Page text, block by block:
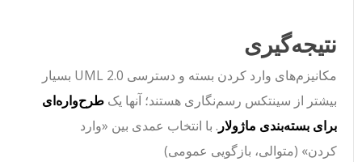
نتیجه‌گیری
مکانیزم‌های وارد کردن بسته و دسترسی UML 2.0 بسیار
بیشتر از سینتکس رسم‌نگاری هستند؛ آنها یکطرح‌واره‌ای
برای بسته‌بندی ماژولار. با انتخاب عمدی بین«وارد
کردن»(متوالی، بازگویی عمومی)